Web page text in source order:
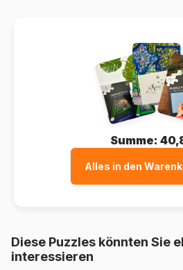
Summe:
Alles in den
Diese Puzzles könnten Sie
interessieren